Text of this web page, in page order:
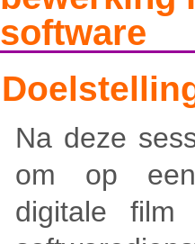
software
Na deze
om op een
digitale